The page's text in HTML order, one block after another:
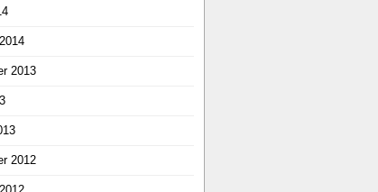
2013
2012